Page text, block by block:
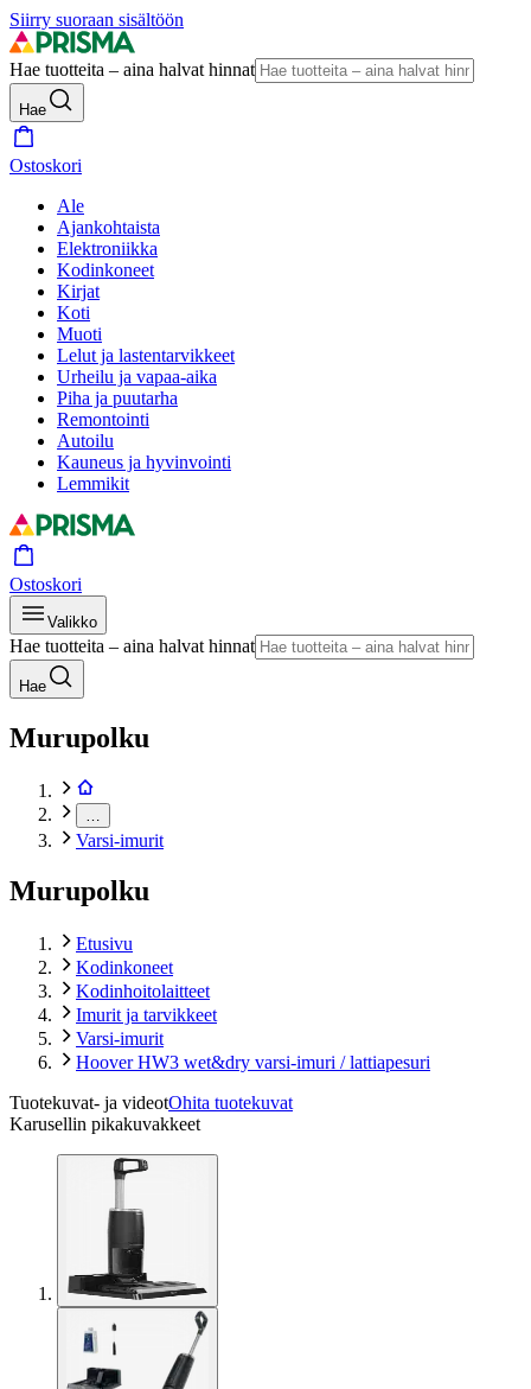
Siirry suoraan sisältöön
Hae tuotteita – aina halvat hinnat
Hae
Ostoskori
Ale
Ajankohtaista
Elektroniikka
Kodinkoneet
Kirjat
Koti
Muoti
Lelut ja lastentarvikkeet
Urheilu ja vapaa-aika
Piha ja puutarha
Remontointi
Autoilu
Kauneus ja hyvinvointi
Lemmikit
Ostoskori
Valikko
Hae tuotteita – aina halvat hinnat
Hae
Murupolku
Varsi-imurit
Murupolku
Etusivu
Kodinkoneet
Kodinhoitolaitteet
Imurit ja tarvikkeet
Varsi-imurit
Hoover HW3 wet&dry varsi-imuri / lattiapesuri
Tuotekuvat- ja videotOhita tuotekuvat
Karusellin pikakuvakkeet